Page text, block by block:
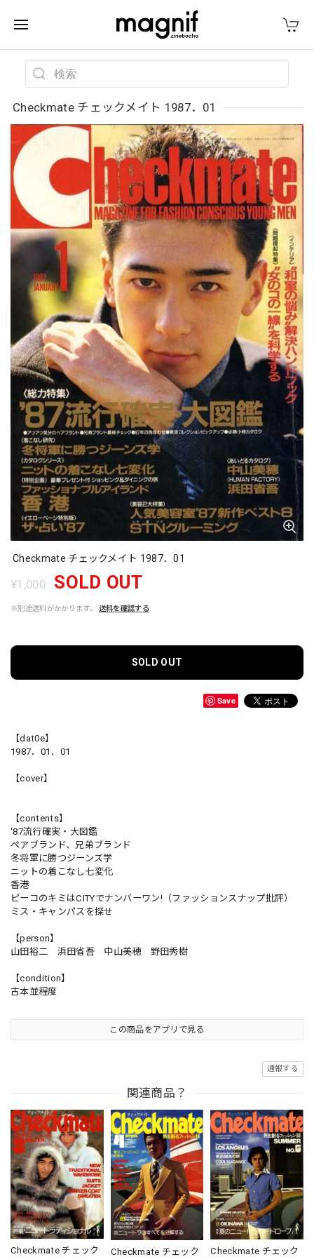
Checkmate チェックメイト 1987．01
Checkmate チェックメイト 1987．01
¥1,000 SOLD OUT
※別途送料がかかります。 送料を確認する
SOLD OUT
Save
【dat0e】
1987．01．01
【cover】
【contents】
'87流行確実・大図鑑
ペアブランド、兄弟ブランド
冬将軍に勝つジーンズ学
ニットの着こなし七変化
香港
ピーコのキミはCITYでナンバーワン!（ファッションスナップ批評）
ミス・キャンパスを探せ
【person】
山田裕二 浜田省吾 中山美穂 野田秀樹
【condition】
古本並程度
この商品をアプリで見る
通報する
関連商品？
Checkmate チェック
Checkmate チェック Checkmate チェック